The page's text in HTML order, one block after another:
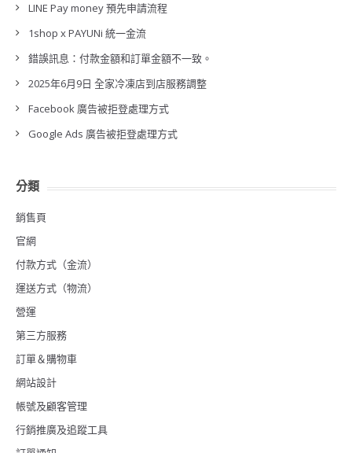
LINE Pay money 預先申請流程
1shop x PAYUNi 統一金流
錯誤訊息：付款金額和訂單金額不一致。
2025年6月9日 全家冷凍店到店服務調整
Facebook 廣告被拒登處理方式
Google Ads 廣告被拒登處理方式
分類
銷售頁
官網
付款方式（金流）
運送方式（物流）
營運
第三方服務
訂單＆購物車
網站設計
帳號及顧客管理
行銷推廣及追蹤工具